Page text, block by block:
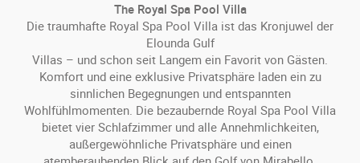
The Royal Spa Pool Villa
Die traumhafte Royal Spa Pool Villa ist das Kronjuwel der
Elounda Gulf
Villas – und schon seit Langem ein Favorit von Gästen.
Komfort und eine exklusive Privatsphäre laden ein zu
sinnlichen Begegnungen und entspannten
Wohlfühlmomenten. Die bezaubernde Royal Spa Pool Villa
bietet vier Schlafzimmer und alle Annehmlichkeiten,
außergewöhnliche Privatsphäre und einen